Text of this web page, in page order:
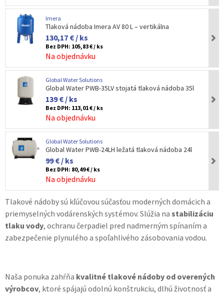
Imera
Tlaková nádoba Imera AV 80 L – vertikálna
130,17 € / ks
Bez DPH: 105,83 € / ks
Na objednávku
Global Water Solutions
Global Water PWB-35LV stojatá tlaková nádoba 35l
139 € / ks
Bez DPH: 113,01 € / ks
Na objednávku
Global Water Solutions
Global Water PWB-24LH ležatá tlaková nádoba 24l
99 € / ks
Bez DPH: 80,49 € / ks
Na objednávku
Tlakové nádoby sú kľúčovou súčasťou moderných domácich a
priemyselných vodárenských systémov. Slúžia na stabilizáciu
tlaku vody, ochranu čerpadiel pred nadmerným spínaním a
zabezpečenie plynulého a spoľahlivého zásobovania vodou.
Naša ponuka zahŕňa kvalitné tlakové nádoby od overených
výrobcov, ktoré spájajú odolnú konštrukciu, dlhú životnosť a